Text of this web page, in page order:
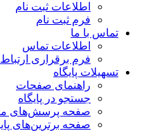
اطلاعات ثبت نام
فرم ثبت نام
تماس با ما
اطلاعات تماس
فرم برقراری ارتباط
تسهیلات پایگاه
راهنمای صفحات
جستجو در پایگاه
صفحه پرسش‌های
صفحه برترین‌های